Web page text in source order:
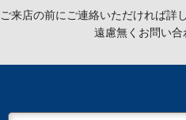
ご来店の前にご連絡いただければ詳
遠慮無くお問い合